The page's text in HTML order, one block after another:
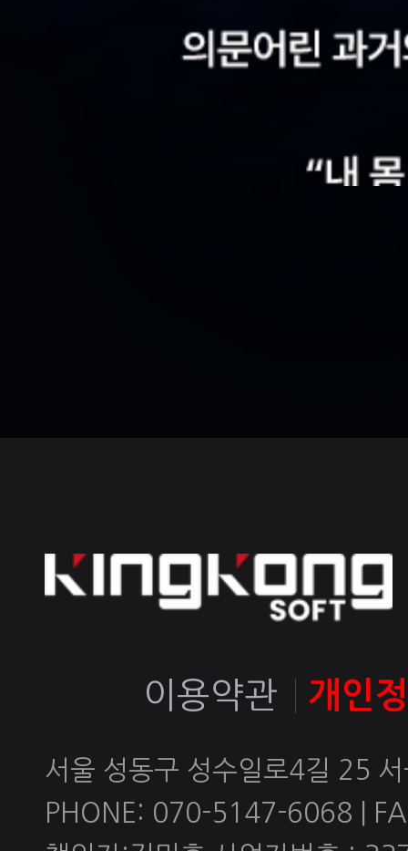
이용약관 개인
서울 성동구 성수일로4길 25
PHONE: 070-5147-6068 |